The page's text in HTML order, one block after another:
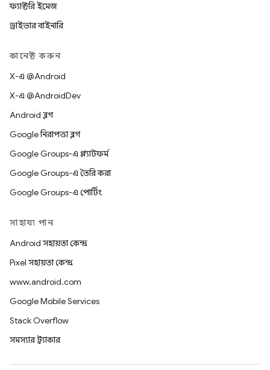
ফ্যাক্টরি ইমেজ
ড্রাইভার বাইনারি
কানেক্ট করুন
X-এ @Android
X-এ @AndroidDev
Android ব্লগ
Google নিরাপত্তা ব্লগ
Google Groups-এ প্ল্যাটফর্ম
Google Groups-এ তৈরি করা
Google Groups-এ পোর্টিং
সাহায্য পান
Android সহায়তা কেন্দ্র
Pixel সহায়তা কেন্দ্র
www.android.com
Google Mobile Services
Stack Overflow
সমস্যার ট্র্যাকার